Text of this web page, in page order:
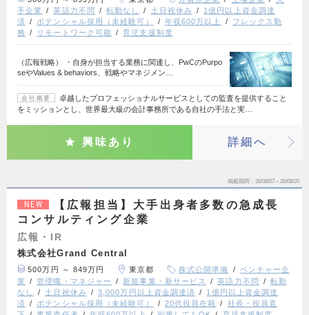
手企業
英語力不問 転勤なし 土日祝休み
1億円以上資金調達
済
ポテンシャル採用（未経験可） 年収600万以上
フレックス勤
務
リモートワーク可能 育児支援制度
（広報戦略） ・自身が担当する業務に関連し、PwCのPurpo
seやValues & behaviors、戦略やマネジメン…
会社概要
卓越したプロフェッショナルサービスとしての監査を提供すること
をミッションとし、世界最大級の会計事務所である自社の手法と実…
興味あり 詳細へ
掲載期間 26/08/07～26/08/20
NEW
【広報担当】大手出身者多数の急成長
コンサルティング企業
広報・IR
株式会社Grand Central
500万円 ～ 849万円 東京都 株式公開準備
ベンチャー企
業
管理職・マネジャー 新規事業・新サービス 英語力不問
転勤
なし
土日祝休み 3,000万円以上資金調達済
1億円以上資金調達
済
ポテンシャル採用（未経験可） 20代役員在籍
社長・役員直